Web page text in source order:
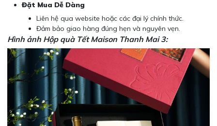
Đặt Mua Dễ Dàng
Liên hệ qua website hoặc các đại lý chính thức.
Đảm bảo giao hàng đúng hẹn và nguyên vẹn.
Hình ảnh Hộp quà Tết Maison Thanh Mai 3: